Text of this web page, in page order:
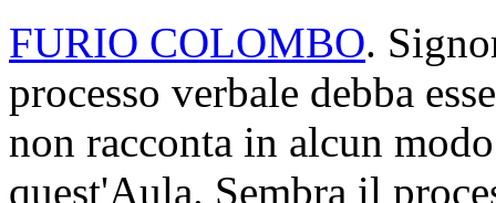
FURIO COLOMBO.
processo verbale debba
non racconta in alcun
quest'Aula. Sembra il